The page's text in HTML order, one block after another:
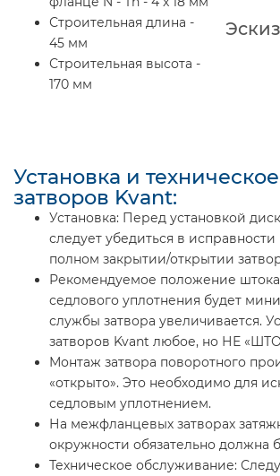
Строительная длина -
45 мм
Строительная высота -
170 мм
Установка и
затворов Kvant:
Установка: Перед установкой
следует убедиться в
полном закрытии/открытии
Рекомендуемое положение штока
седлового уплотнения будет
службы затвора увеличивается.
затворов Kvant любое, но НЕ
Монтаж затвора поворотного
«открыто». Это необходимо для
седловым уплотнением.
На межфланцевых затворах
окружности обязательно должна
Техническое обслуживание: